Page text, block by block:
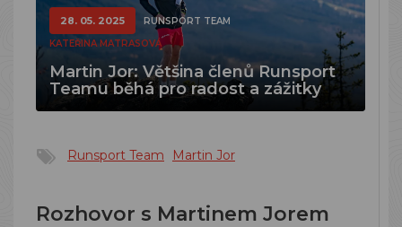
28. 05. 2025
RUNSPORT TEAM
KATEŘINA MATRASOVÁ
Martin Jor: Většina členů Runsport
Teamu běhá pro radost a zážitky
Runsport Team Martin Jor
Rozhovor s Martinem Jorem